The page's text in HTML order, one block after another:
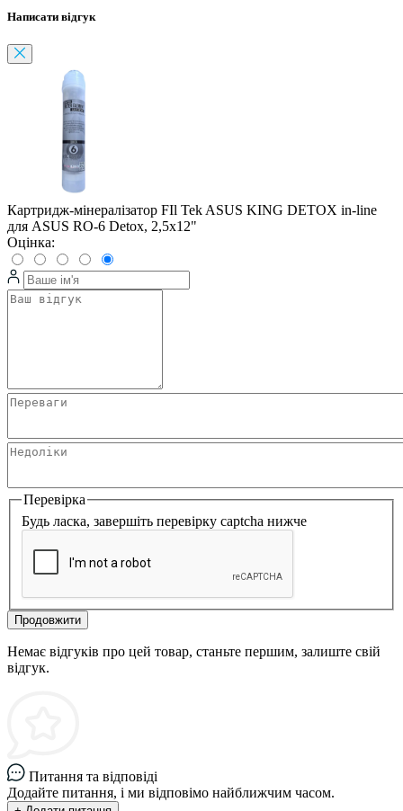
Написати відгук
Картридж-мінералізатор FIl Tek ASUS KING DETOX in-line
для ASUS RO-6 Detox, 2,5x12"
Оцінка:
Перевірка
Будь ласка, завершіть перевірку captcha нижче
Продовжити
Немає відгуків про цей товар, станьте першим, залиште свій
відгук.
Питання та відповіді
Додайте питання, і ми відповімо найближчим часом.